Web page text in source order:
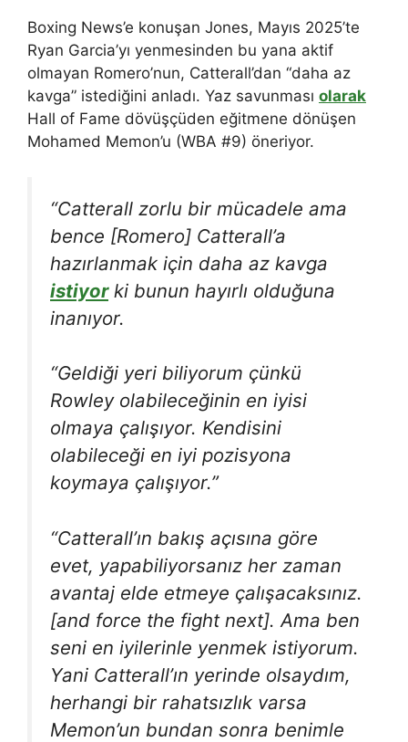
Boxing News’e konuşan Jones, Mayıs 2025’te
Ryan Garcia’yı yenmesinden bu yana aktif
olmayan Romero’nun, Catterall’dan “daha az
kavga” istediğini anladı. Yaz savunması olarak
Hall of Fame dövüşçüden eğitmene dönüşen
Mohamed Memon’u (WBA #9) öneriyor.
“Catterall zorlu bir mücadele ama
bence [Romero] Catterall’a
hazırlanmak için daha az kavga
istiyorki bunun hayırlı olduğuna
inanıyor.
“Geldiği yeri biliyorum çünkü
Rowley olabileceğinin en iyisi
olmaya çalışıyor. Kendisini
olabileceği en iyi pozisyona
koymaya çalışıyor.”
“Catterall’ın bakış açısına göre
evet, yapabiliyorsanız her zaman
avantaj elde etmeye çalışacaksınız.
[and force the fight next]. Ama ben
seni en iyilerinle yenmek istiyorum.
Yani Catterall’ın yerinde olsaydım,
herhangi bir rahatsızlık varsa
Memon’un bundan sonra benimle